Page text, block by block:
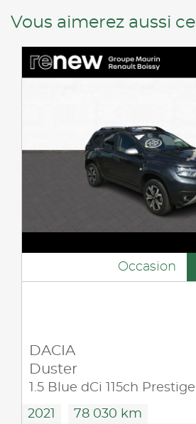
Vous aimerez aussi
Occasion
DACIA
Duster
1.5 Blue dCi 115ch
2021 78 030 km